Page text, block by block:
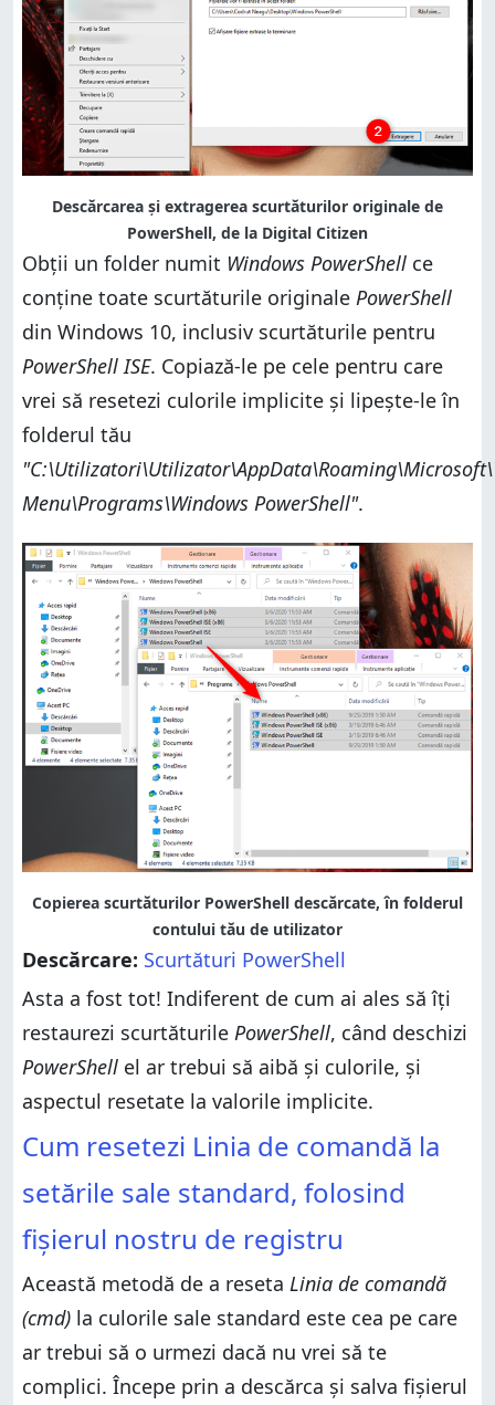
Descărcarea și extragerea scurtăturilor originale de
PowerShell, de la Digital Citizen
Obții un folder numit Windows PowerShell ce
conține toate scurtăturile originale PowerShell
din Windows 10, inclusiv scurtăturile pentru
PowerShell ISE. Copiază-le pe cele pentru care
vrei să resetezi culorile implicite și lipește-le în
folderul tău
Menu\Programs\Windows PowerShell".
Copierea scurtăturilor PowerShell descărcate, în folderul
contului tău de utilizator
Descărcare: Scurtături PowerShell
Asta a fost tot! Indiferent de cum ai ales să îți
restaurezi scurtăturile PowerShell, când deschizi
PowerShell el ar trebui să aibă și culorile, și
aspectul resetate la valorile implicite.
Cum resetezi Linia de comandă la
setările sale standard, folosind
fișierul nostru de registru
Această metodă de a reseta Linia de comandă
(cmd) la culorile sale standard este cea pe care
ar trebui să o urmezi dacă nu vrei să te
complici. Începe prin a descărca și salva fișierul